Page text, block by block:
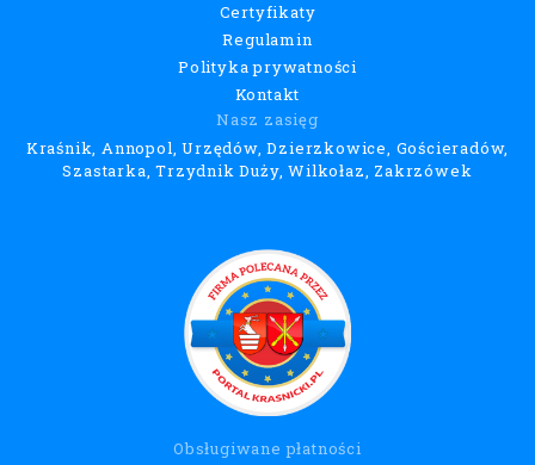
Certyfikaty
Regulamin
Polityka prywatności
Kontakt
Nasz zasięg
Kraśnik, Annopol, Urzędów, Dzierzkowice, Gościeradów,
Szastarka, Trzydnik Duży, Wilkołaz, Zakrzówek
Obsługiwane płatności